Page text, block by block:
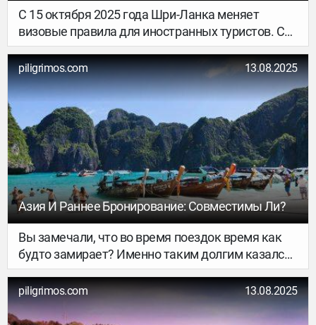
С 15 октября 2025 года Шри-Ланка меняет
визовые правила для иностранных туристов. С
указанной даты оформить визу по прилёте в
аэропорту больше не получится: въезд в страну
будет возможен только по заранее полученному
электронному разрешению ETA (Electronic Travel
Authorization).
piligrimos.com 13.08.2025
Азия И Раннее Бронирование: Совместимы Ли?
Вы замечали, что во время поездок время как
будто замирает? Именно таким долгим казался
нам день в детстве. А всё потому, что в те
времена, как и во время путешествий, мы
постоянно узнавали что-то новое. Поездки в
разные страны — способ замедлить время. Все
piligrimos.com 13.08.2025